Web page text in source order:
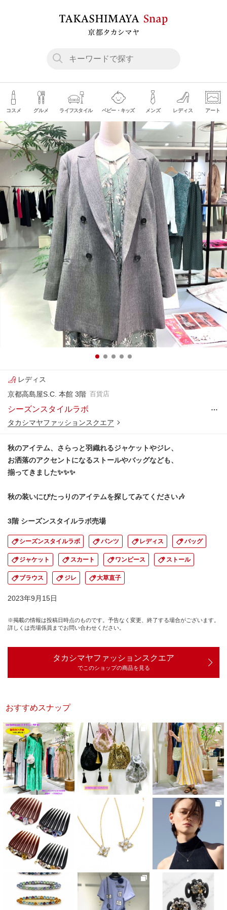
コスメ グルメ ライフスタイル ベビー・キッズ メンズ レディス アート
レディス
京都高島屋S.C. 本館 3階 百貨店
シーズンスタイルラボ
…
タカシマヤファッションスクエア
秋のアイテム、さらっと羽織れるジャケットやジレ、
お洒落のアクセントになるストールやバッグなども、
揃ってきました✨✨✨
秋の装いにぴたっりのアイテムを探してみてください🎶
3階 シーズンスタイルラボ売場
シーズンスタイルラボ パンツ レディス バッグ
ジャケット スカート ワンピース ストール
ブラウス ジレ 大草直子
2023年9月15日
※掲載の情報は投稿日時点のものです。予告なく変更、終了する場合がございます。
詳しくは売場係員までお問い合わせください。
タカシマヤファッションスクエア
でこのショップの商品を見る
おすすめスナップ